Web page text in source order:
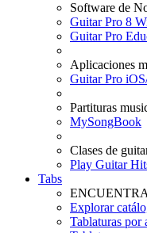
Software de
Guitar Pro 8
Guitar Pro
Aplicaciones
Guitar Pro
Partituras
MySongBook
Clases de
Play Guitar
Tabs
Explorar
Tablaturas por